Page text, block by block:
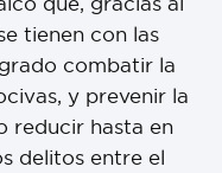
tienen con las
combatir la
y prevenir la
reducir hasta en
delitos entre el